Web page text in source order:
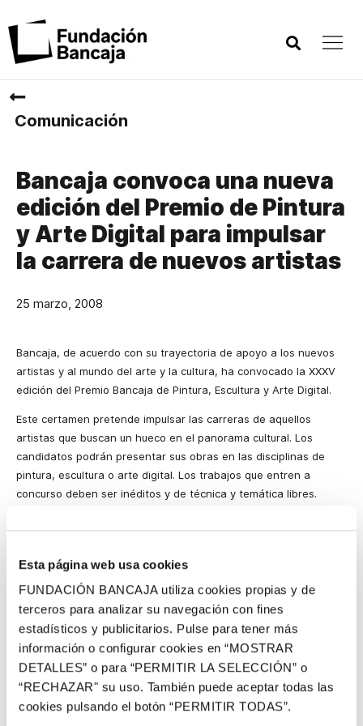
Esta página web usa cookies
FUNDACIÓN BANCAJA utiliza cookies propias y de
terceros para analizar su navegación con fines
estadísticos y publicitarios. Pulse para tener más
información o configurar cookies en “MOSTRAR
DETALLES” o para “PERMITIR LA SELECCIÓN” o
“RECHAZAR" su uso. También puede aceptar todas las
cookies pulsando el botón “PERMITIR TODAS”.
Comunicación
Bancaja convoca una nueva
edición del Premio de Pintura
y Arte Digital para impulsar
la carrera de nuevos artistas
25 marzo, 2008
Bancaja, de acuerdo con su trayectoria de apoyo a los nuevos
artistas y al mundo del arte y la cultura, ha convocado la XXXV
edición del Premio Bancaja de Pintura, Escultura y Arte Digital.
Este certamen pretende impulsar las carreras de aquellos
artistas que buscan un hueco en el panorama cultural. Los
candidatos podrán presentar sus obras en las disciplinas de
pintura, escultura o arte digital. Los trabajos que entren a
concurso deben ser inéditos y de técnica y temática libres.
trabajos premiados en pintura y escultura recibirán una
ganadoras y 6.000 euros para los accésits. Por su parte, los
trabajos presentados a la categoría de arte digital recibirán
6.000 euros en el caso de resultar ganadoras y 3.000 euros si
son merecedoras del accésit.
Además de la dotación económica de los premios, el concurso
goza de gran prestigio ya que las obras seleccionadas serán